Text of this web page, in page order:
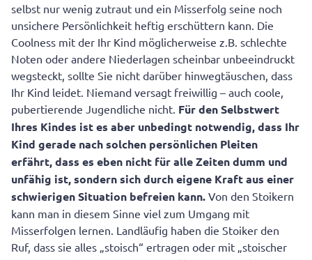
selbst nur wenig zutraut und ein Misserfolg seine noch
unsichere Persönlichkeit heftig erschüttern kann. Die
Coolness mit der Ihr Kind möglicherweise z.B. schlechte
Noten oder andere Niederlagen scheinbar unbeeindruckt
wegsteckt, sollte Sie nicht darüber hinwegtäuschen, dass
Ihr Kind leidet. Niemand versagt freiwillig – auch coole,
pubertierende Jugendliche nicht. Für den Selbstwert
Ihres Kindes ist es aber unbedingt notwendig, dass Ihr
Kind gerade nach solchen persönlichen Pleiten
erfährt, dass es eben nicht für alle Zeiten dumm und
unfähig ist, sondern sich durch eigene Kraft aus einer
schwierigen Situation befreien kann. Von den Stoikern
kann man in diesem Sinne viel zum Umgang mit
Misserfolgen lernen. Landläufig haben die Stoiker den
Ruf, dass sie alles „stoisch“ ertragen oder mit „stoischer